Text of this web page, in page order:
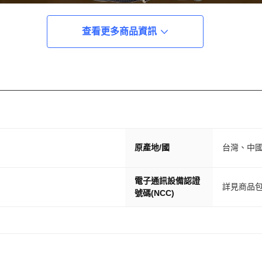
查看更多商品資訊
原產地/國 台灣、中
電子通訊設備認證
號碼(NCC)
詳見商品